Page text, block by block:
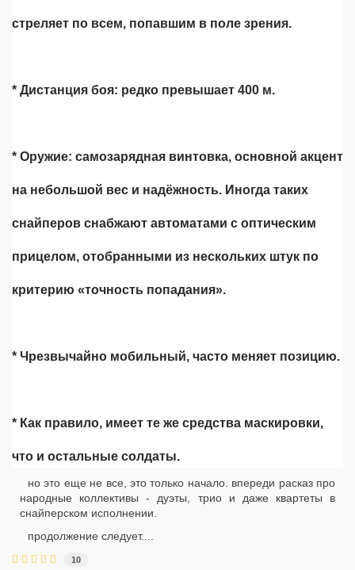
стреляет по всем, попавшим в поле зрения.
* Дистанция боя: редко превышает 400 м.
* Оружие: самозарядная винтовка, основной акцент
на небольшой вес и надёжность. Иногда таких
снайперов снабжают автоматами с оптическим
прицелом, отобранными из нескольких штук по
критерию «точность попадания».
* Чрезвычайно мобильный, часто меняет позицию.
* Как правило, имеет те же средства маскировки,
что и остальные солдаты.
но это еще не все, это только начало. впереди расказ про
народные коллективы - дуэты, трио и даже квартеты в
снайперском исполнении.
продолжение следует....
10